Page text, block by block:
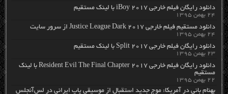
دانلود رایگان فیلم خارجی iBoy 2017 با لینک مستقیم
۲۴ بهمن ۱۳۹۵
دانلود مستقیم فیلم خارجی Justice League Dark 2017 از سرور سایت
۲۴ بهمن ۱۳۹۵
دانلود رایگان فیلم خارجی Split 2017 با لینک مستقیم
۲۳ بهمن ۱۳۹۵
دانلود رایگان فیلم خارجی Resident Evil The Final Chapter 2017 با لینک
مستقیم
۲۲ بهمن ۱۳۹۵
بهنام بانی در آمریکا: موج جدید استقبال از موسیقی پاپ ایرانی در لس‌آنجلس